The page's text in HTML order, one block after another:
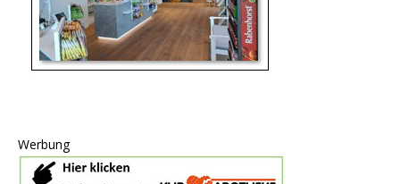
Werbung